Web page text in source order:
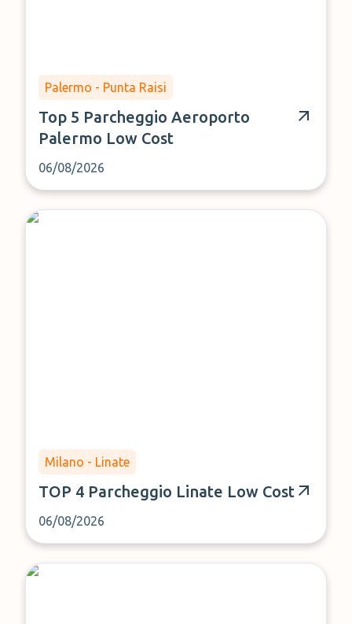
Palermo - Punta Raisi
Top 5 Parcheggio Aeroporto
Palermo Low Cost
06/08/2026
Milano - Linate
TOP 4 Parcheggio Linate Low Cost
06/08/2026